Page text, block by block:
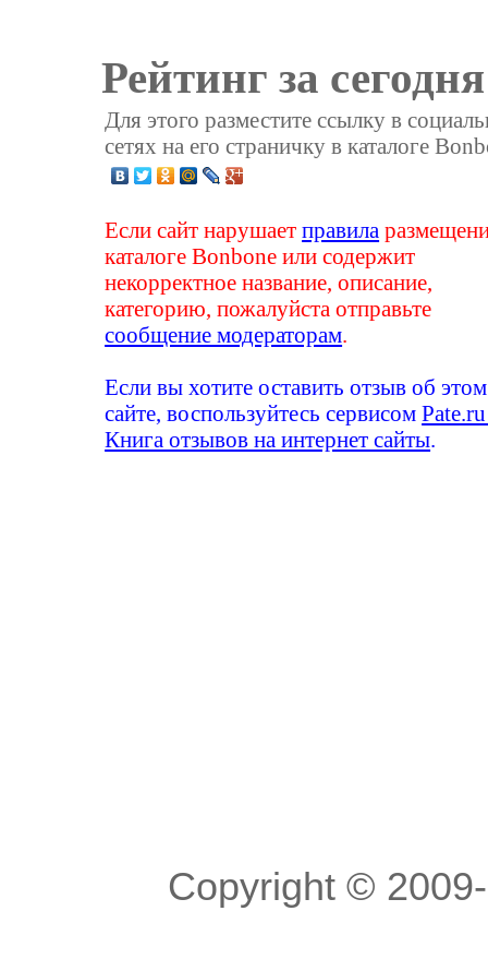
Рейтинг за
Для этого разместите ссылку в
сетях на его страничку в каталоге
Если сайт нарушаетправила
каталоге Bonbone или содержит
некорректное название, описание,
категорию, пожалуйста отправьте
сообщение модераторам
Если вы хотите оставить отзыв об этом
сайте, воспользуйтесь сервисом
Книга отзывов на интернет сайты
Copyright ©